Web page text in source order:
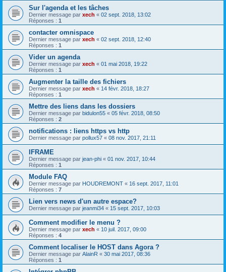
Sur l'agenda et les tâches
Dernier message par xech « 02 sept. 2018, 13:02
Réponses : 1
contacter omnispace
Dernier message par xech « 02 sept. 2018, 12:40
Réponses : 1
Vider un agenda
Dernier message par xech « 01 mai 2018, 19:22
Réponses : 1
Augmenter la taille des fichiers
Dernier message par xech « 14 févr. 2018, 18:27
Réponses : 1
Mettre des liens dans les dossiers
Dernier message par bidulon55 « 05 févr. 2018, 08:50
Réponses : 2
notifications : liens https vs http
Dernier message par pollux57 « 08 nov. 2017, 21:11
IFRAME
Dernier message par jean-phi « 01 nov. 2017, 10:44
Réponses : 1
Module FAQ
Dernier message par HOUDREMONT « 16 sept. 2017, 11:01
Réponses : 7
Lien vers news d'un autre espace?
Dernier message par jeanmi34 « 15 sept. 2017, 10:03
Comment modifier le menu ?
Dernier message par xech « 10 juil. 2017, 09:00
Réponses : 4
Comment localiser le HOST dans Agora ?
Dernier message par AlainR « 30 mai 2017, 08:36
Réponses : 1